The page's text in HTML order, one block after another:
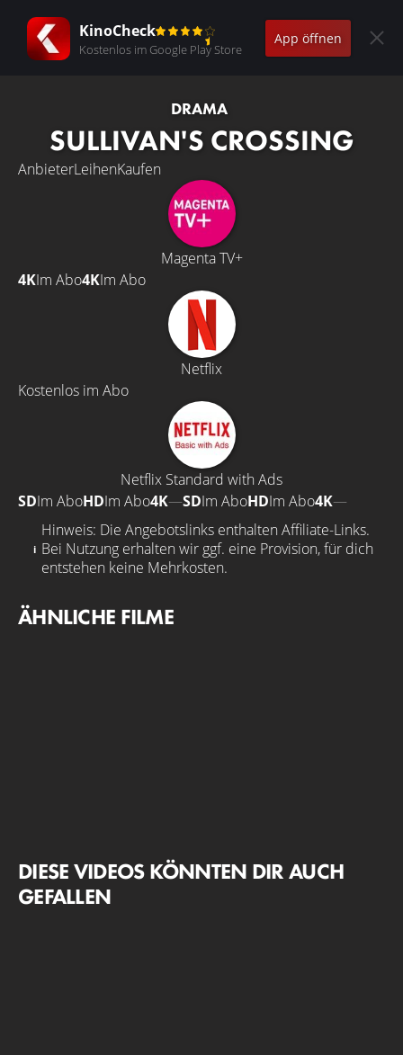
KinoCheck
Kostenlos im Google Play Store
App öffnen
DRAMA
SULLIVAN'S CROSSING
AnbieterLeihenKaufen
Magenta TV+
4KIm Abo4KIm Abo
Netflix
Kostenlos im Abo
Netflix Standard with Ads
SDIm AboHDIm Abo4K—SDIm AboHDIm Abo4K—
Hinweis: Die Angebotslinks enthalten Affiliate-Links.
Bei Nutzung erhalten wir ggf. eine Provision, für dich
entstehen keine Mehrkosten.
ÄHNLICHE FILME
DIESE VIDEOS KÖNNTEN DIR AUCH
GEFALLEN